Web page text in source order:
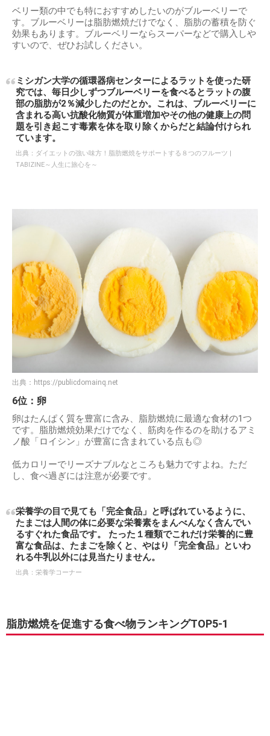
ベリー類の中でも特におすすめしたいのがブルーベリーで
す。ブルーベリーは脂肪燃焼だけでなく、脂肪の蓄積を防ぐ
効果もあります。ブルーベリーならスーパーなどで購入しや
すいので、ぜひお試しください。
ミシガン大学の循環器病センターによるラットを使った研
究では、毎日少しずつブルーベリーを食べるとラットの腹
部の脂肪が2％減少したのだとか。これは、ブルーベリーに
含まれる高い抗酸化物質が体重増加やその他の健康上の問
題を引き起こす毒素を体を取り除くからだと結論付けられ
ています。
出典： ダイエットの強い味方！脂肪燃焼をサポートする８つのフルーツ |
TABIZINE～人生に旅心を～
出典： https://publicdomainq.net
6位：卵
卵はたんぱく質を豊富に含み、脂肪燃焼に最適な食材の1つ
です。脂肪燃焼効果だけでなく、筋肉を作るのを助けるアミ
ノ酸「ロイシン」が豊富に含まれている点も◎
低カロリーでリーズナブルなところも魅力ですよね。ただ
し、食べ過ぎには注意が必要です。
栄養学の目で見ても「完全食品」と呼ばれているように、
たまごは人間の体に必要な栄養素をまんべんなく含んでい
るすぐれた食品です。 たった１種類でこれだけ栄養的に豊
富な食品は、たまごを除くと、やはり「完全食品」といわ
れる牛乳以外には見当たりません。
出典： 栄養学コーナー
脂肪燃焼を促進する食べ物ランキングTOP5-1